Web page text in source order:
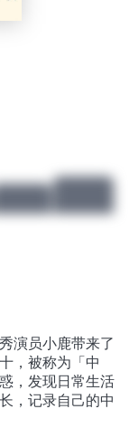
演员小鹿带来了
，被称为「中
，发现日常生活
，记录自己的中